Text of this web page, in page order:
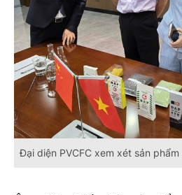
Đại diện PVCFC xem xét sản